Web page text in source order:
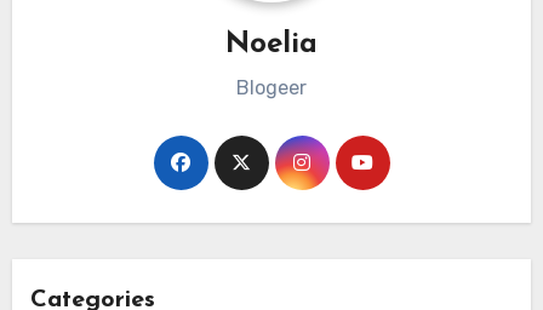
Noelia
Blogeer
Categories